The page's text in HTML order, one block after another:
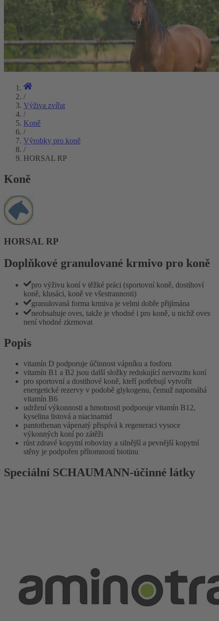
/
Výživa zvířat
/
Koně
/
Výrobky pro koně
/
HORSAL RP
Koně
HORSAL RP
Doplňkové granulované krmivo pro koně
pro výživu koní v těžké práci (sportovní koně, dostihoví
koně, klusáci, koně ve všestrannosti)
granulovaná forma krmiva je velmi dobře přijímána
neobsahuje oves, takže je vhodné i pro koně, u nichž oves
není vhodné zkrmovat
Popis
vitamín D podporuje účinnost vápníku a fosforu
vitamín B1 a B2 jsou další složky redukující nervozitu koní
pro sportovní a dostihové koně, kteří potřebují vytvořit
energetické rezervy v podobě glykogenu, čemuž napomáhá
vitamín B6
udržení výkonnosti a hmotnosti podporuje vitamín B12,
kyselina listová a niacinamid
pantothenan vápenatý přispívá k regeneraci vysoce
výkonných koní po zátěži
růst zdravé kopytní rohoviny a silnější a pevnější kopytní
stěny je podpořen přítomností biotinu
Speciální SCHAUMANN-účinné látky